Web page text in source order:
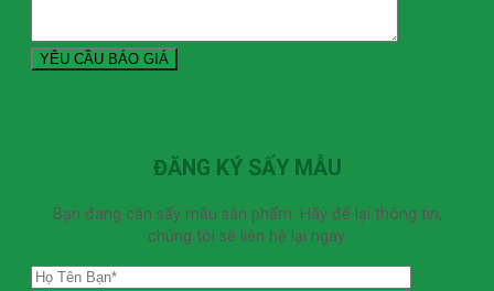
ĐĂNG KÝ SẤY MẪU
Bạn đang cần sấy mẫu sản phẩm. Hãy để lại thông tin,
chúng tôi sẽ liên hệ lại ngay.